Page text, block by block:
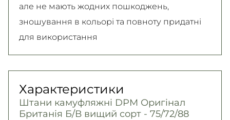
але не мають жодних пошкоджень,
зношування в кольорі та повноту придатні
для використання
Характеристики
Штани камуфляжні DPM Оригінал
Британія Б/В вищий сорт - 75/72/88